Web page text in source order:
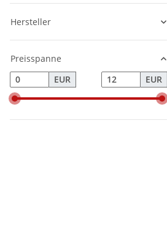
Hersteller
Preisspanne
EUR
EUR